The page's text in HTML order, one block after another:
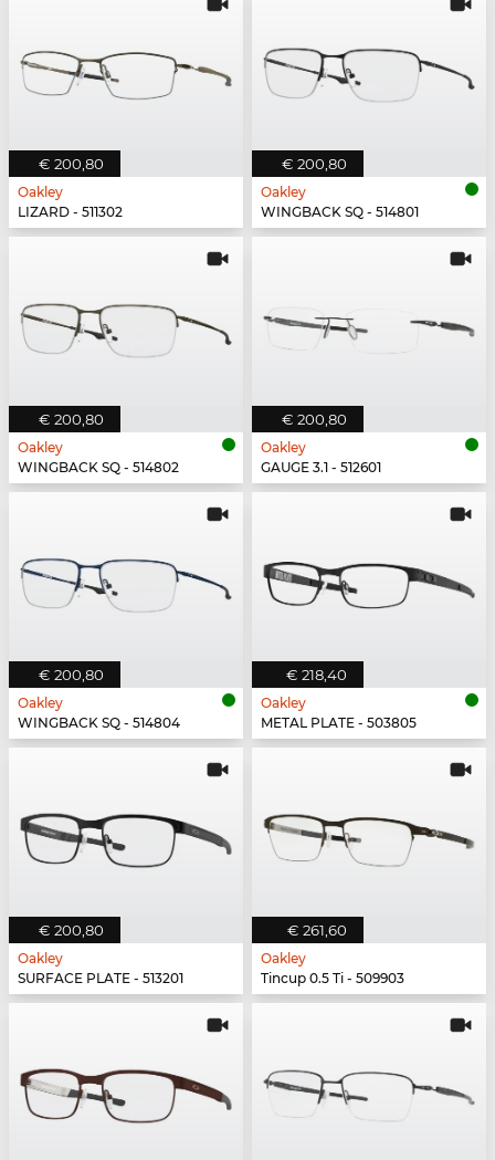
€ 200,80
Oakley
LIZARD - 511302
€ 200,80
Oakley
WINGBACK SQ - 514801
€ 200,80
Oakley
WINGBACK SQ - 514802
€ 200,80
Oakley
GAUGE 3.1 - 512601
€ 200,80
Oakley
WINGBACK SQ - 514804
€ 218,40
Oakley
METAL PLATE - 503805
€ 200,80
Oakley
SURFACE PLATE - 513201
€ 261,60
Oakley
Tincup 0.5 Ti - 509903